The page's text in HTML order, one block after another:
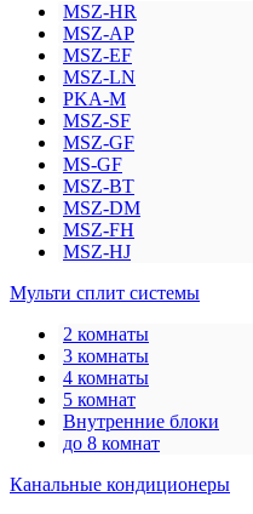
MSZ-HR
MSZ-AP
MSZ-EF
MSZ-LN
PKA-M
MSZ-SF
MSZ-GF
MS-GF
MSZ-BT
MSZ-DM
MSZ-FH
MSZ-HJ
Мульти сплит системы
2 комнаты
3 комнаты
4 комнаты
5 комнат
Внутренние блоки
до 8 комнат
Канальные кондиционеры